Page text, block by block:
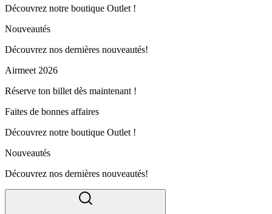
Découvrez notre boutique Outlet !
Nouveautés
Découvrez nos dernières nouveautés!
Airmeet 2026
Réserve ton billet dès maintenant !
Faites de bonnes affaires
Découvrez notre boutique Outlet !
Nouveautés
Découvrez nos dernières nouveautés!